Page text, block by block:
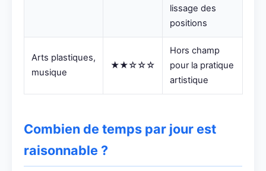
lissage des
positions
Arts plastiques,
musique
★★☆☆☆
Hors champ
pour la pratique
artistique
Combien de temps par jour est
raisonnable ?